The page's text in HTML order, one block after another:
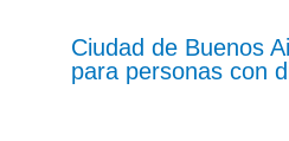
Ciudad de Buenos
para personas con